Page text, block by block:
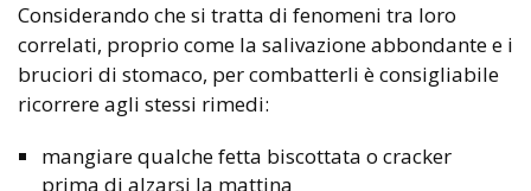
Considerando che si tratta di fenomeni tra loro
correlati, proprio come la salivazione abbondante e i
bruciori di stomaco, per combatterli è consigliabile
ricorrere agli stessi rimedi:
mangiare qualche fetta biscottata o cracker
prima di alzarsi la mattina